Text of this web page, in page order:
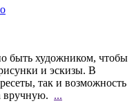
быть художником, чтобы
и эскизы. В
так и возможность
вручную. ...